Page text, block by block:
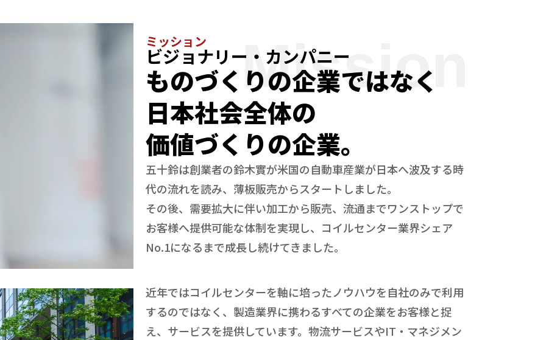
Mission
ミッション
ビジョナリー・カンパニー
ものづくりの企業ではなく
日本社会全体の
価値づくりの企業。
五十鈴は創業者の鈴木實が米国の自動車産業が日本へ波及する時
代の流れを読み、薄板販売からスタートしました。
その後、需要拡大に伴い加工から販売、流通までワンストップで
お客様へ提供可能な体制を実現し、コイルセンター業界シェア
No.1になるまで成長し続けてきました。
近年ではコイルセンターを軸に培ったノウハウを自社のみで利用
するのではなく、製造業界に携わるすべての企業をお客様と捉
え、サービスを提供しています。物流サービスやIT・マネジメン